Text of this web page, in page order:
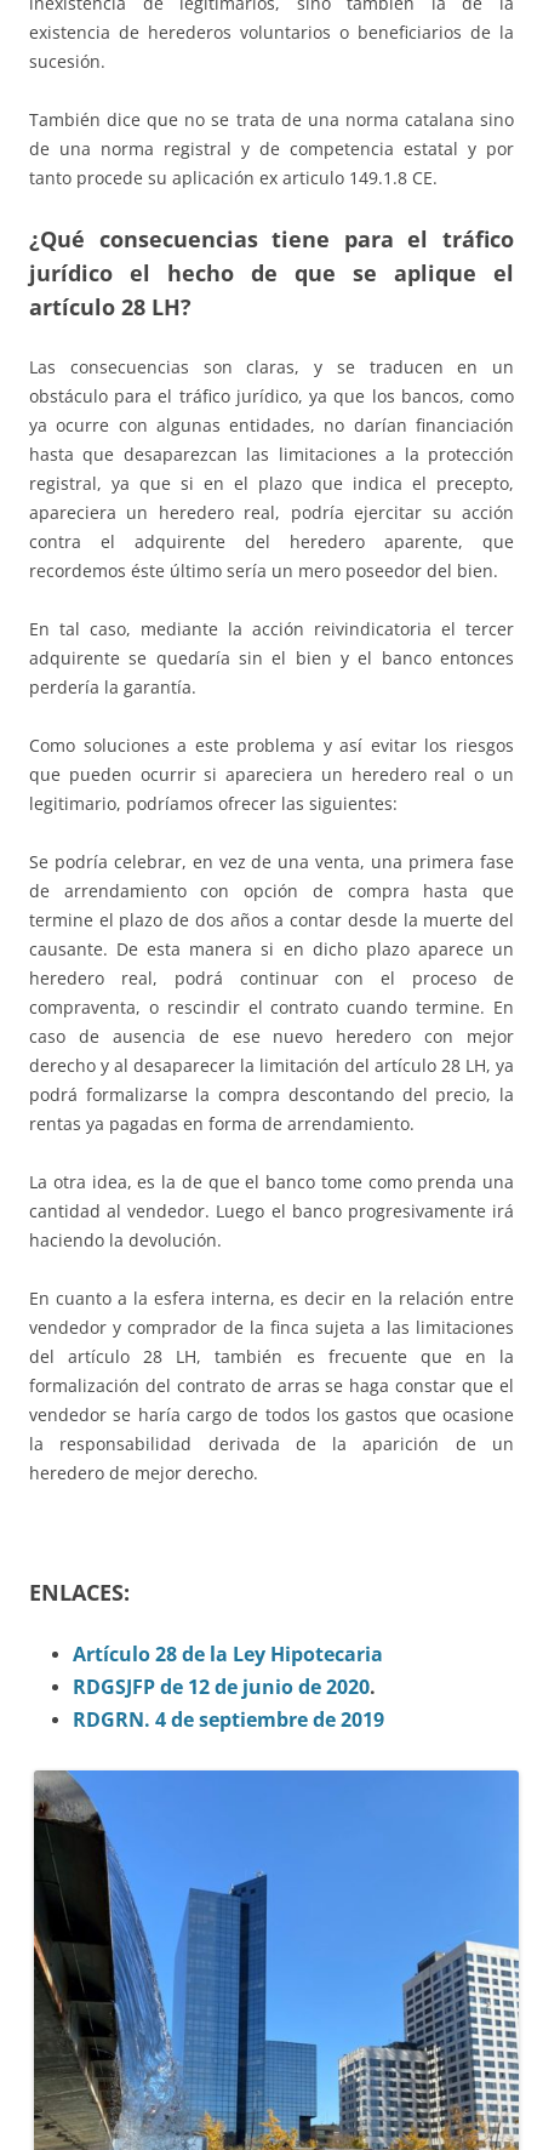
existencia de herederos voluntarios o beneficiarios de la
sucesión.
También dice que no se trata de una norma catalana sino
de una norma registral y de competencia estatal y por
tanto procede su aplicación ex articulo 149.1.8 CE.
¿Qué consecuencias tiene para el tráfico
jurídico el hecho de que se aplique el
artículo 28 LH?
Las consecuencias son claras, y se traducen en un
obstáculo para el tráfico jurídico, ya que los bancos, como
ya ocurre con algunas entidades, no darían financiación
hasta que desaparezcan las limitaciones a la protección
registral, ya que si en el plazo que indica el precepto,
apareciera un heredero real, podría ejercitar su acción
contra el adquirente del heredero aparente, que
recordemos éste último sería un mero poseedor del bien.
En tal caso, mediante la acción reivindicatoria el tercer
adquirente se quedaría sin el bien y el banco entonces
perdería la garantía.
Como soluciones a este problema y así evitar los riesgos
que pueden ocurrir si apareciera un heredero real o un
legitimario, podríamos ofrecer las siguientes:
Se podría celebrar, en vez de una venta, una primera fase
de arrendamiento con opción de compra hasta que
termine el plazo de dos años a contar desde la muerte del
causante. De esta manera si en dicho plazo aparece un
heredero real, podrá continuar con el proceso de
compraventa, o rescindir el contrato cuando termine. En
caso de ausencia de ese nuevo heredero con mejor
derecho y al desaparecer la limitación del artículo 28 LH, ya
podrá formalizarse la compra descontando del precio, la
rentas ya pagadas en forma de arrendamiento.
La otra idea, es la de que el banco tome como prenda una
cantidad al vendedor. Luego el banco progresivamente irá
haciendo la devolución.
En cuanto a la esfera interna, es decir en la relación entre
vendedor y comprador de la finca sujeta a las limitaciones
del artículo 28 LH, también es frecuente que en la
formalización del contrato de arras se haga constar que el
vendedor se haría cargo de todos los gastos que ocasione
la responsabilidad derivada de la aparición de un
heredero de mejor derecho.
ENLACES:
Artículo 28 de la Ley Hipotecaria
RDGSJFP de 12 de junio de 2020.
RDGRN. 4 de septiembre de 2019